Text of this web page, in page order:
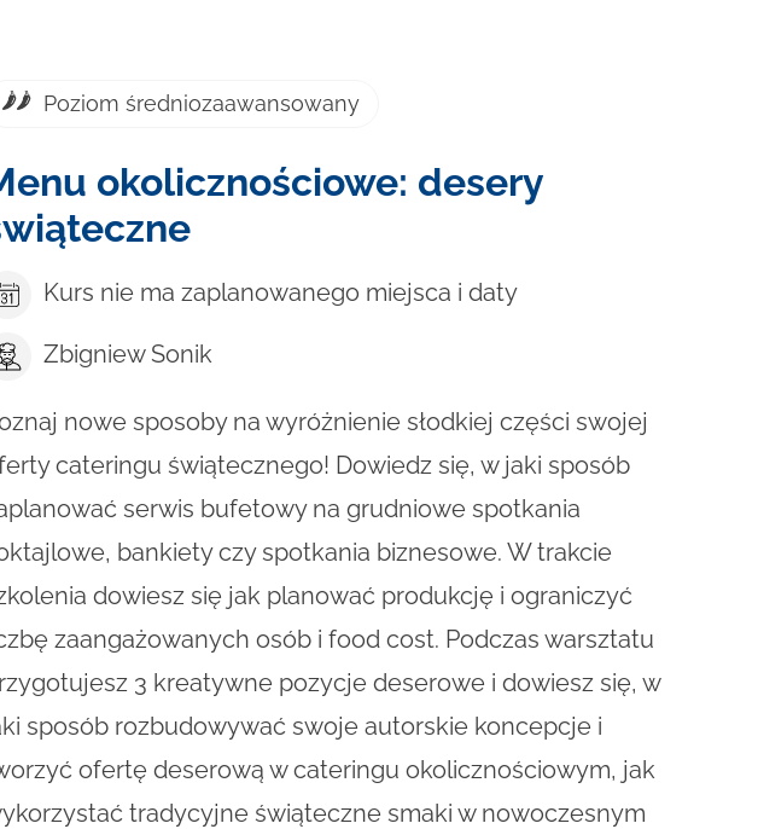
Poziom średniozaawansowany
okolicznościowe: desery
nowe sposoby na wyróżnienie słodkiej części swojej
cateringu świątecznego! Dowiedz się, w jaki sposób
serwis bufetowy na grudniowe spotkania
bankiety czy spotkania biznesowe. W trakcie
dowiesz się jak planować produkcję i ograniczyć
zaangażowanych osób i food cost. Podczas warsztatu
3 kreatywne pozycje deserowe i dowiesz się, w
sposób rozbudowywać swoje autorskie koncepcje i
ofertę deserową w cateringu okolicznościowym, jak
tradycyjne świąteczne smaki w nowoczesnym
Kurs nie ma zaplanowanego miejsca i daty
Zbigniew Sonik